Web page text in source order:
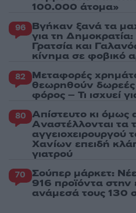
100.000 άτομα»
96 Βγήκαν ξανά τα
για τη
Γρατσία και
κίνημα σε φοβικό
82 Μεταφορές
θεωρηθούν δωρεές
φόρος – Τι ισχυεί
80 Απίστευτο κι όμως
Aναστέλλονται τα
αγγειοχειρουργού
Χανίων επειδή
γιατρού
70 Σούπερ μάρκετ:
916 προϊόντα στην
ανάμεσά τους 130